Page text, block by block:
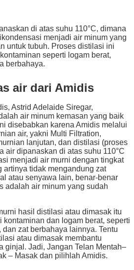
di atas suhu 110°C, dimana
menjadi air minum yang
untuk tubuh. Proses distilasi ini
seperti logam berat,
berbahaya.
air dari Amidis
Astrid Adelaide Siregar,
air minum kemasan yang baik
disebabkan karena Amidis melalui
air, yakni Multi Filtration,
lanjutan, dan distilasi (proses
air dipanaskan di atas suhu 110°C
menjadi air murni dengan tingkat
artinya tidak mengandung zat
atau senyawa lain, benar-benar
adalah air minum yang sudah
hasil distilasi atau dimasak itu
kontaminan dan logam berat, seperti
zat berbahaya lainnya. Tentu
atau dimasak membantu
ginjal. Jadi, Jangan Telan Mentah–
– Masak dan pilihlah Amidis.